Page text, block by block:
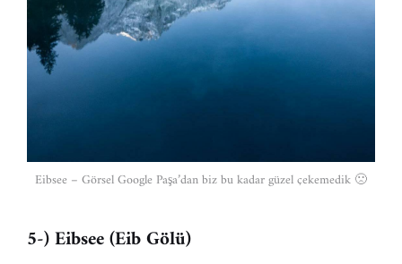
Eibsee – Görsel Google Paşa’dan biz bu kadar güzel çekemedik 🙁
5-) Eibsee (Eib Gölü)